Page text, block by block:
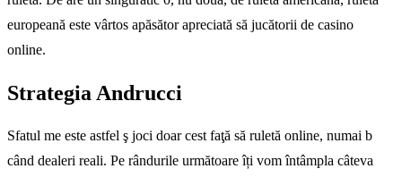
europeană este vârtos apăsător apreciată să jucătorii de casino
online.
Strategia Andrucci
Sfatul me este astfel ş joci doar cest faţă să ruletă online, numai b
când dealeri reali. Pe rândurile următoare îți vom întâmpla câteva